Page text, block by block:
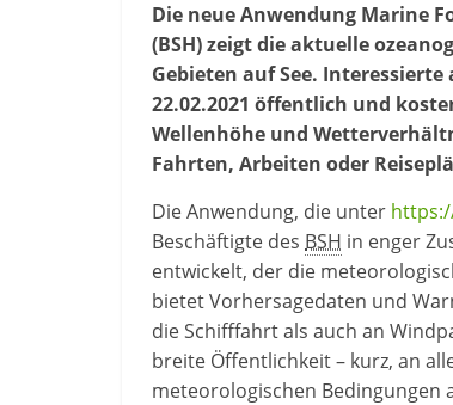
Die neue Anwendung Marine
(BSH) zeigt die aktuelle
Gebieten auf See.
22.02.2021 öffentlich und
Wellenhöhe und
Fahrten, Arbeiten oder
Die Anwendung, die unter
Beschäftigte des BSH in enger
entwickelt, der die
bietet Vorhersagedaten und
die Schifffahrt als auch an
breite Öffentlichkeit – kurz, an
meteorologischen Bedingungen